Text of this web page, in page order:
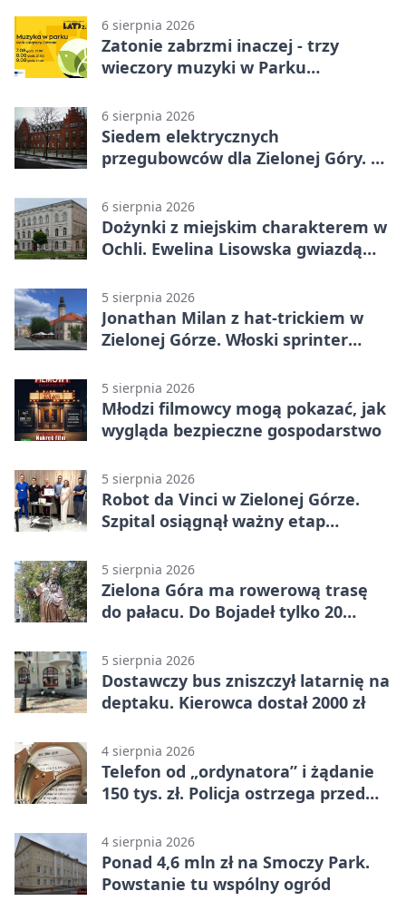
6 sierpnia 2026
Zatonie zabrzmi inaczej - trzy
wieczory muzyki w Parku
6 sierpnia 2026
Siedem elektrycznych
przegubowców dla Zielonej Góry. To
6 sierpnia 2026
Dożynki z miejskim charakterem w
Ochli. Ewelina Lisowska gwiazdą
5 sierpnia 2026
Jonathan Milan z hat-trickiem w
Zielonej Górze. Włoski sprinter
5 sierpnia 2026
Młodzi filmowcy mogą pokazać, jak
wygląda bezpieczne gospodarstwo
5 sierpnia 2026
Robot da Vinci w Zielonej Górze.
Szpital osiągnął ważny etap
5 sierpnia 2026
Zielona Góra ma rowerową trasę
do pałacu. Do Bojadeł tylko 20
5 sierpnia 2026
Dostawczy bus zniszczył latarnię na
deptaku. Kierowca dostał 2000 zł
4 sierpnia 2026
Telefon od „ordynatora” i żądanie
150 tys. zł. Policja ostrzega przed
4 sierpnia 2026
Ponad 4,6 mln zł na Smoczy Park.
Powstanie tu wspólny ogród